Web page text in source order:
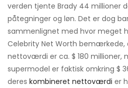
verden tjente Brady 44 millioner
påtegninger og løn. Det er dog
sammenlignet med hvor meget
Celebrity Net Worth bemærkede,
nettoværdi er ca. $ 180 millioner,
supermodel er faktisk omkring $
deres kombineret nettoværdi er